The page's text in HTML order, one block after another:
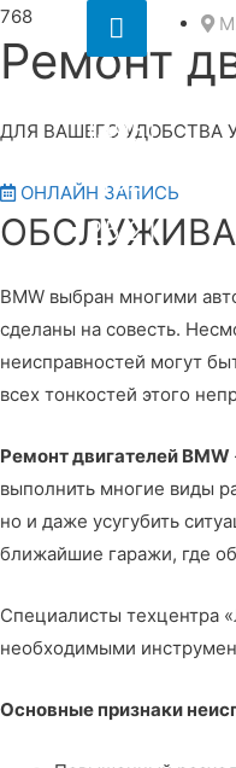
Секция
над
шапкой
8
(495)
152
25 21
Ремонт
ДЛЯ ВАШЕГО УДОБСТВА
ОНЛАЙН ЗАПИСЬ
BMW выбран многими
сделаны на совесть.
неисправностей могут
всех тонкостей этого
Ремонт двигателей BMW
выполнить многие виды
но и даже усугубить
ближайшие гаражи, где
Специалисты техцентра
необходимыми
Основные признаки